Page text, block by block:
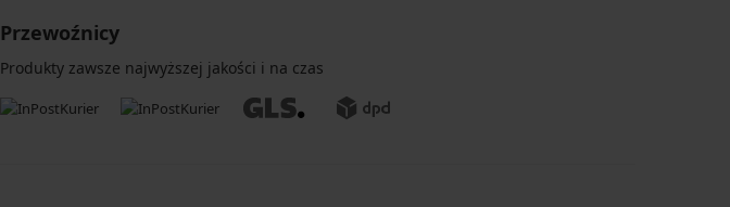
Przewoźnicy
Produkty zawsze najwyższej jakości i na czas